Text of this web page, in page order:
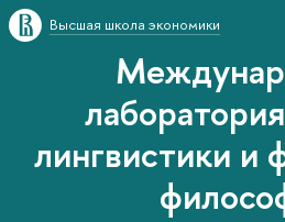
Высшая школа экономики
лингвистики и